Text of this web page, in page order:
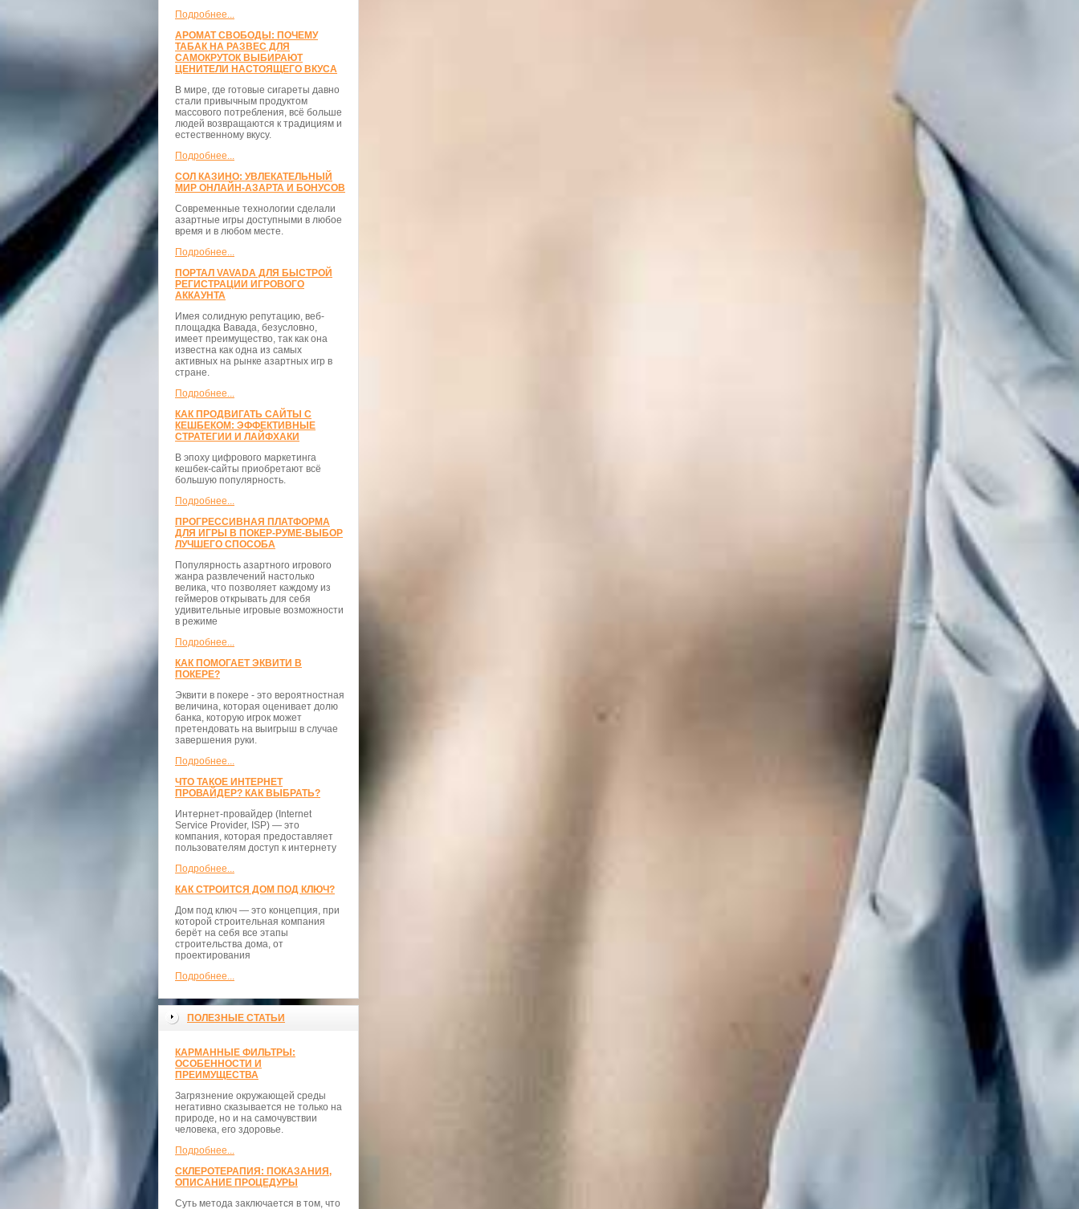
Подробнее...
АРОМАТ СВОБОДЫ: ПОЧЕМУ
ТАБАК НА РАЗВЕС ДЛЯ
САМОКРУТОК ВЫБИРАЮТ
ЦЕНИТЕЛИ НАСТОЯЩЕГО ВКУСА
В мире, где готовые сигареты давно
стали привычным продуктом
массового потребления, всё больше
людей возвращаются к традициям и
естественному вкусу.
Подробнее...
СОЛ КАЗИНО: УВЛЕКАТЕЛЬНЫЙ
МИР ОНЛАЙН-АЗАРТА И БОНУСОВ
Современные технологии сделали
азартные игры доступными в любое
время и в любом месте.
Подробнее...
ПОРТАЛ VAVADA ДЛЯ БЫСТРОЙ
РЕГИСТРАЦИИ ИГРОВОГО
АККАУНТА
Имея солидную репутацию, веб-
площадка Вавада, безусловно,
имеет преимущество, так как она
известна как одна из самых
активных на рынке азартных игр в
стране.
Подробнее...
КАК ПРОДВИГАТЬ САЙТЫ С
КЕШБЕКОМ: ЭФФЕКТИВНЫЕ
СТРАТЕГИИ И ЛАЙФХАКИ
В эпоху цифрового маркетинга
кешбек-сайты приобретают всё
большую популярность.
Подробнее...
ПРОГРЕССИВНАЯ ПЛАТФОРМА
ДЛЯ ИГРЫ В ПОКЕР-РУМЕ-ВЫБОР
ЛУЧШЕГО СПОСОБА
Популярность азартного игрового
жанра развлечений настолько
велика, что позволяет каждому из
геймеров открывать для себя
удивительные игровые возможности
в режиме
Подробнее...
КАК ПОМОГАЕТ ЭКВИТИ В
ПОКЕРЕ?
Эквити в покере - это вероятностная
величина, которая оценивает долю
банка, которую игрок может
претендовать на выигрыш в случае
завершения руки.
Подробнее...
ЧТО ТАКОЕ ИНТЕРНЕТ
ПРОВАЙДЕР? КАК ВЫБРАТЬ?
Интернет-провайдер (Internet
Service Provider, ISP) — это
компания, которая предоставляет
пользователям доступ к интернету
Подробнее...
КАК СТРОИТСЯ ДОМ ПОД КЛЮЧ?
Дом под ключ — это концепция, при
которой строительная компания
берёт на себя все этапы
строительства дома, от
проектирования
Подробнее...
ПОЛЕЗНЫЕ СТАТЬИ
КАРМАННЫЕ ФИЛЬТРЫ:
ОСОБЕННОСТИ И
ПРЕИМУЩЕСТВА
Загрязнение окружающей среды
негативно сказывается не только на
природе, но и на самочувствии
человека, его здоровье.
Подробнее...
СКЛЕРОТЕРАПИЯ: ПОКАЗАНИЯ,
ОПИСАНИЕ ПРОЦЕДУРЫ
Суть метода заключается в том, что